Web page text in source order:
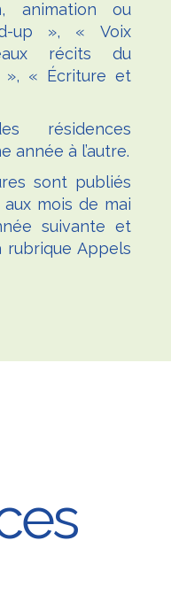
animation ou
up », « Voix
récits du
», « Écriture et
résidences
année à l’autre.
sont publiés
mois de mai
suivante et
rubriqueAppels